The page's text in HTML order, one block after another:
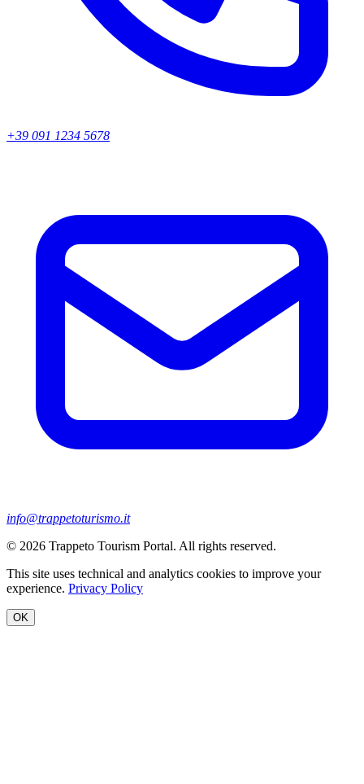
+39 091 1234 5678
info@trappetoturismo.it
© 2026 Trappeto Tourism Portal. All rights reserved.
This site uses technical and analytics cookies to improve your
experience. Privacy Policy
OK